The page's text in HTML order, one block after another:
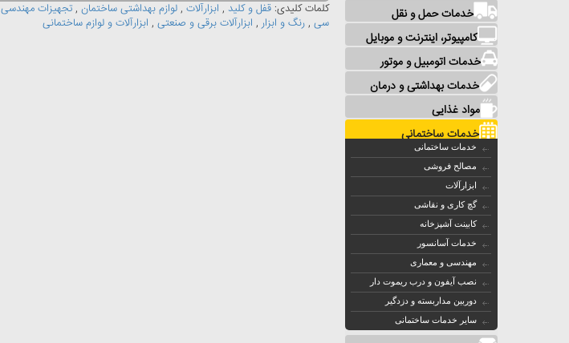
خدمات حمل و نقل
کامپیوتر، اینترنت و موبایل
خدمات اتومبیل و موتور
خدمات بهداشتی و درمان
مواد غذایی
خدمات ساختمانی
خدمات ساختمانی
مصالح فروشی
ابزارآلات
گچ کاری و نقاشی
کابینت آشپزخانه
خدمات آسانسور
مهندسی و معماری
نصب آیفون و درب ریموت دار
دوربین مداربسته و دزدگیر
سایر خدمات ساختمانی
کلمات کلیدی: قفل و کلید , ابزارآلات , لوازم بهداشتی ساختمان , تجهیزات مهندسی
سی , رنگ و ابزار , ابزارآلات برقی و صنعتی , ابزارآلات و لوازم ساختمانی